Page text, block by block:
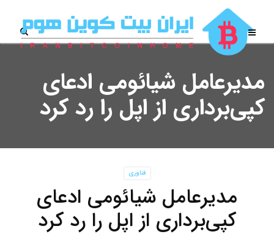
مدیرعامل شیائومی ادعای
کپی‌برداری از اپل را رد کرد
فناوری
مدیرعامل شیائومی ادعای
کپی‌برداری از اپل را رد کرد